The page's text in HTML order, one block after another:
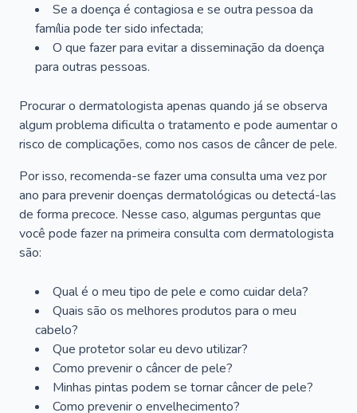
Se a doença é contagiosa e se outra pessoa da
família pode ter sido infectada;
O que fazer para evitar a disseminação da doença
para outras pessoas.
Procurar o dermatologista apenas quando já se observa
algum problema dificulta o tratamento e pode aumentar o
risco de complicações, como nos casos de câncer de pele.
Por isso, recomenda-se fazer uma consulta uma vez por
ano para prevenir doenças dermatológicas ou detectá-las
de forma precoce. Nesse caso, algumas perguntas que
você pode fazer na primeira consulta com dermatologista
são:
Qual é o meu tipo de pele e como cuidar dela?
Quais são os melhores produtos para o meu
cabelo?
Que protetor solar eu devo utilizar?
Como prevenir o câncer de pele?
Minhas pintas podem se tornar câncer de pele?
Como prevenir o envelhecimento?